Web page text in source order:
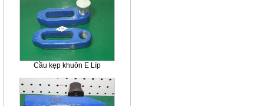
Cầu kẹp khuôn E Líp